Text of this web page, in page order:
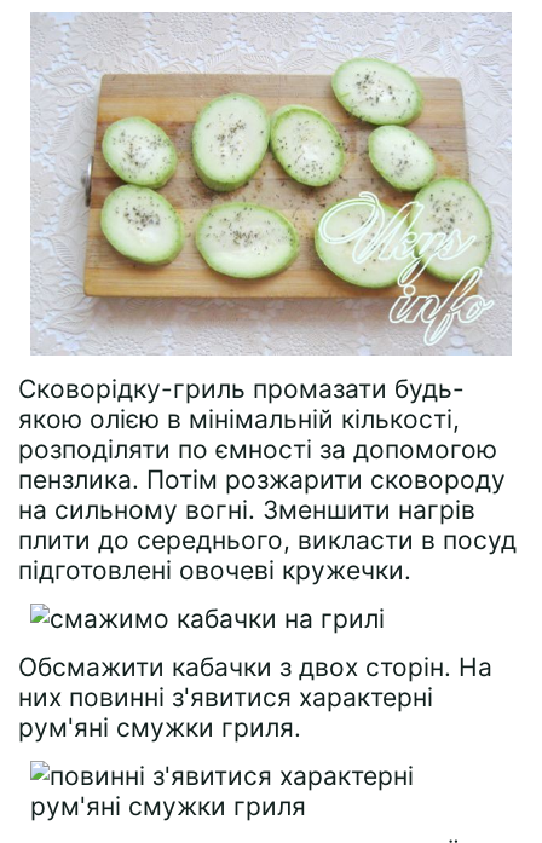
Сковорідку-гриль промазати будь-
якою олією в мінімальній кількості,
розподіляти по ємності за допомогою
пензлика. Потім розжарити сковороду
на сильному вогні. Зменшити нагрів
плити до середнього, викласти в посуд
підготовлені овочеві кружечки.
Обсмажити кабачки з двох сторін. На
них повинні з'явитися характерні
рум'яні смужки гриля.